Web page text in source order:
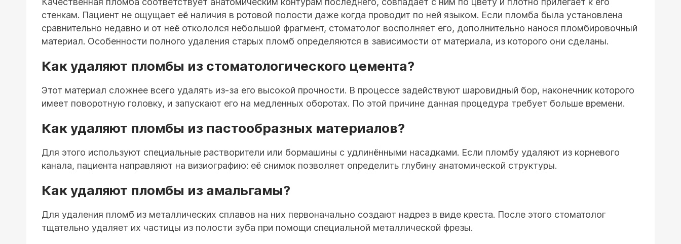
стенкам. Пациент не ощущает её наличия в ротовой полости даже когда проводит по ней языком. Если пломба была установлена
сравнительно недавно и от неё откололся небольшой фрагмент, стоматолог восполняет его, дополнительно нанося пломбировочный
материал. Особенности полного удаления старых пломб определяются в зависимости от материала, из которого они сделаны.
Как удаляют пломбы из стоматологического цемента?
Этот материал сложнее всего удалять из-за его высокой прочности. В процессе задействуют шаровидный бор, наконечник которого
имеет поворотную головку, и запускают его на медленных оборотах. По этой причине данная процедура требует больше времени.
Как удаляют пломбы из пастообразных материалов?
Для этого используют специальные растворители или бормашины с удлинёнными насадками. Если пломбу удаляют из корневого
канала, пациента направляют на визиографию: её снимок позволяет определить глубину анатомической структуры.
Как удаляют пломбы из амальгамы?
Для удаления пломб из металлических сплавов на них первоначально создают надрез в виде креста. После этого стоматолог
тщательно удаляет их частицы из полости зуба при помощи специальной металлической фрезы.